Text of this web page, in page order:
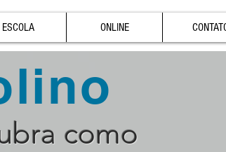
ESCOLA ONLINE
como